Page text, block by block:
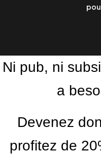
Ni pub, ni
a
Devenez
profitez de